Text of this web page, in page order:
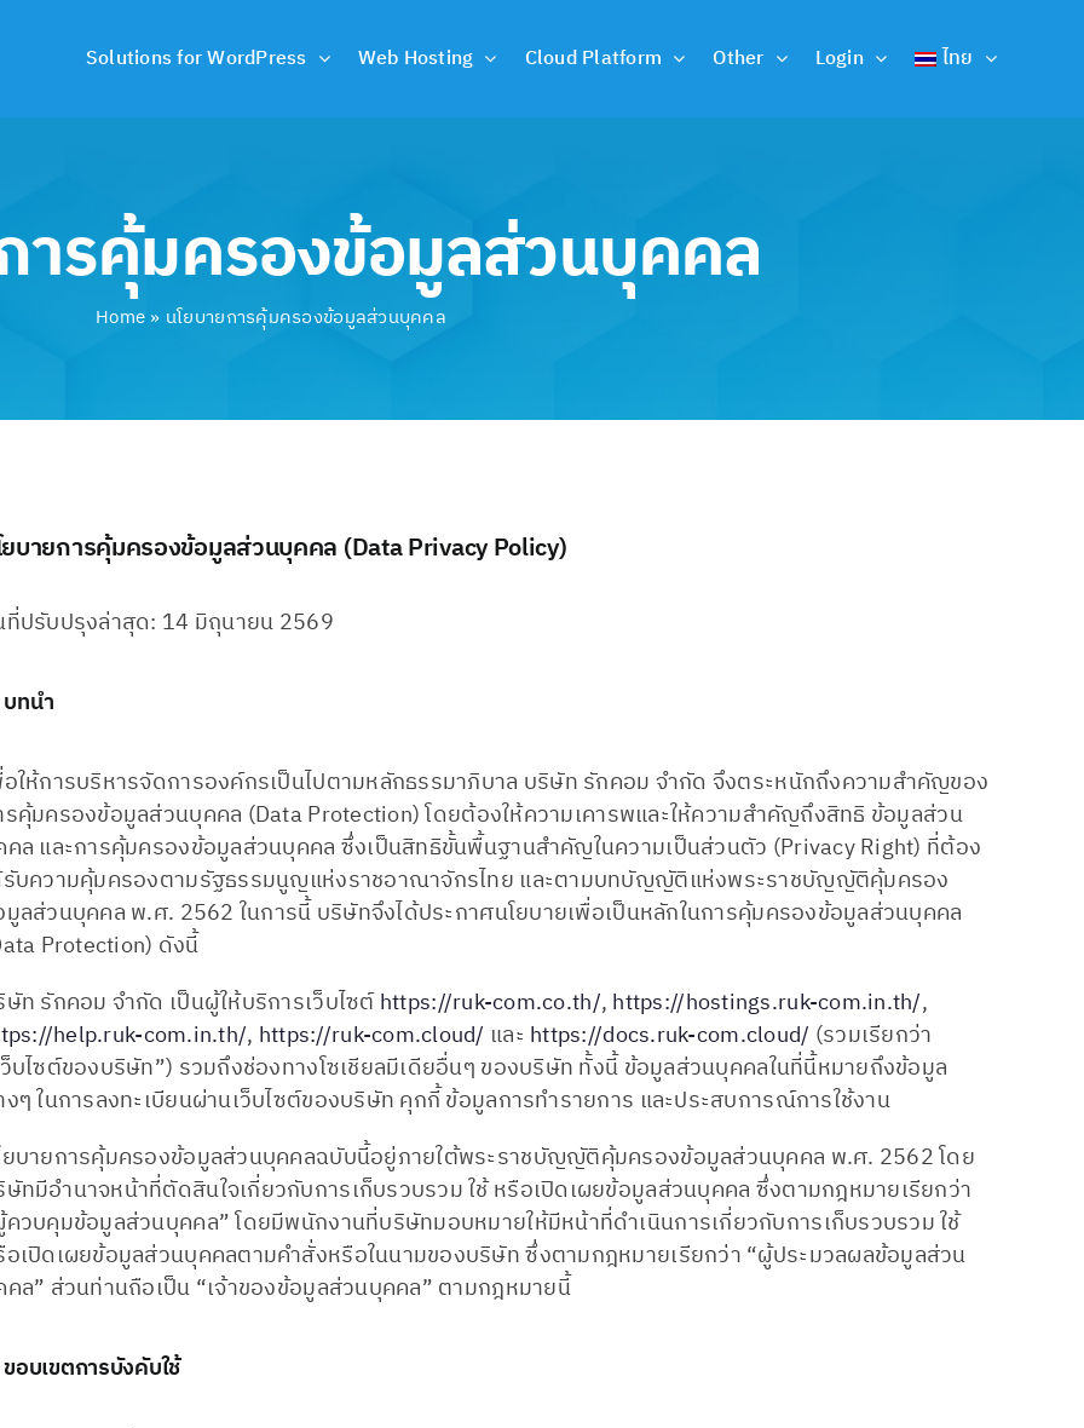
Solutions for WordPress Web Hosting Cloud Platform Other Login ไทย
ารคุ้มครองข้อมูลส่วนบุคคล
Home » นโยบายการคุ้มครองข้อมูลส่วนบุคคล
ยบายการคุ้มครองข้อมูลส่วนบุคคล (Data Privacy Policy)
ที่ปรับปรุงล่าสุด: 14 มิถุนายน 2569
ทนำ
อให้การบริหารจัดการองค์กรเป็นไปตามหลักธรรมาภิบาล บริษัท รักคอม จำกัด จึงตระหนักถึงความสำคัญของ
รคุ้มครองข้อมูลส่วนบุคคล (Data Protection) โดยต้องให้ความเคารพและให้ความสำคัญถึงสิทธิ ข้อมูลส่วน
คล และการคุ้มครองข้อมูลส่วนบุคคล ซึ่งเป็นสิทธิขั้นพื้นฐานสำคัญในความเป็นส่วนตัว (Privacy Right) ที่ต้อง
รับความคุ้มครองตามรัฐธรรมนูญแห่งราชอาณาจักรไทย และตามบทบัญญัติแห่งพระราชบัญญัติคุ้มครอง
มูลส่วนบุคคล พ.ศ. 2562 ในการนี้ บริษัทจึงได้ประกาศนโยบายเพื่อเป็นหลักในการคุ้มครองข้อมูลส่วนบุคคล
Protection) ดังนี้
ษัท รักคอม จำกัด เป็นผู้ให้บริการเว็บไซต์https://ruk-com.co.th/, https://hostings.ruk-com.in.th/,
help.ruk-com.in.th/, https://ruk-com.cloud/ และ https://docs.ruk-com.cloud/ (รวมเรียกว่า
ว็บไซต์ของบริษัท”) รวมถึงช่องทางโซเชียลมีเดียอื่นๆ ของบริษัท ทั้งนี้ ข้อมูลส่วนบุคคลในที่นี้หมายถึงข้อมูล
งๆ ในการลงทะเบียนผ่านเว็บไซต์ของบริษัท คุกกี้ ข้อมูลการทำรายการ และประสบการณ์การใช้งาน
ยบายการคุ้มครองข้อมูลส่วนบุคคลฉบับนี้อยู่ภายใต้พระราชบัญญัติคุ้มครองข้อมูลส่วนบุคคล พ.ศ. 2562 โดย
ษัทมีอำนาจหน้าที่ตัดสินใจเกี่ยวกับการเก็บรวบรวม ใช้ หรือเปิดเผยข้อมูลส่วนบุคคล ซึ่งตามกฎหมายเรียกว่า
ควบคุมข้อมูลส่วนบุคคล” โดยมีพนักงานที่บริษัทมอบหมายให้มีหน้าที่ดำเนินการเกี่ยวกับการเก็บรวบรวม ใช้
อเปิดเผยข้อมูลส่วนบุคคลตามคำสั่งหรือในนามของบริษัท ซึ่งตามกฎหมายเรียกว่า “ผู้ประมวลผลข้อมูลส่วน
คล” ส่วนท่านถือเป็น “เจ้าของข้อมูลส่วนบุคคล” ตามกฎหมายนี้
อบเขตการบังคับใช้